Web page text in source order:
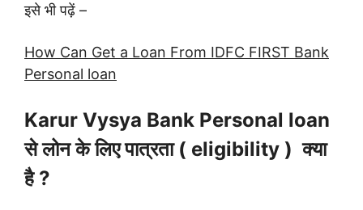
इसे भी पढ़ें –
How Can Get a Loan From IDFC FIRST Bank
Personal loan
Karur Vysya Bank Personal loan
से लोन के लिए पात्रता ( eligibility ) क्या
है ?